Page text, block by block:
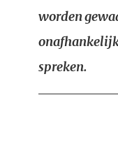
worden
spreken.